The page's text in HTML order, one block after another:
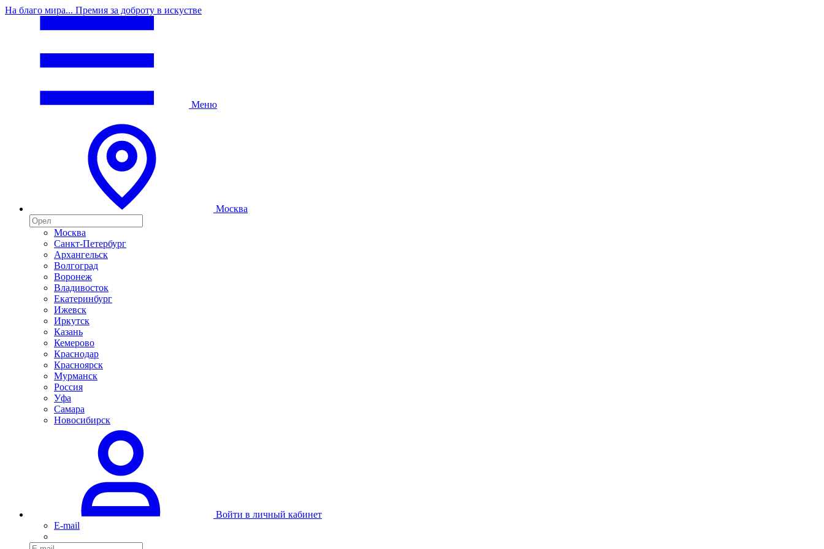
На благо мира... Премия за доброту в искустве
Меню
Москва
Москва
Санкт-Петербург
Архангельск
Волгоград
Воронеж
Владивосток
Екатеринбург
Ижевск
Иркутск
Казань
Кемерово
Краснодар
Красноярск
Мурманск
Россия
Уфа
Самара
Новосибирск
Войти в личный кабинет
E-mail